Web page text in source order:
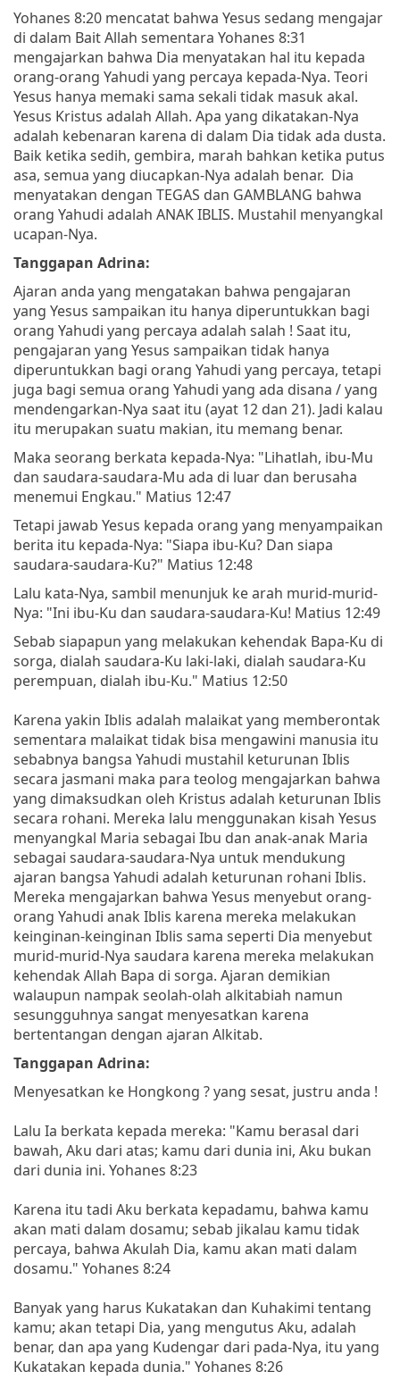
Yohanes 8:20 mencatat bahwa Yesus sedang mengajar
di dalam Bait Allah sementara Yohanes 8:31
mengajarkan bahwa Dia menyatakan hal itu kepada
orang-orang Yahudi yang percaya kepada-Nya. Teori
Yesus hanya memaki sama sekali tidak masuk akal.
Yesus Kristus adalah Allah. Apa yang dikatakan-Nya
adalah kebenaran karena di dalam Dia tidak ada dusta.
Baik ketika sedih, gembira, marah bahkan ketika putus
asa, semua yang diucapkan-Nya adalah benar. Dia
menyatakan dengan TEGAS dan GAMBLANG bahwa
orang Yahudi adalah ANAK IBLIS. Mustahil menyangkal
ucapan-Nya.
Tanggapan Adrina:
Ajaran anda yang mengatakan bahwa pengajaran
yang Yesus sampaikan itu hanya diperuntukkan bagi
orang Yahudi yang percaya adalah salah ! Saat itu,
pengajaran yang Yesus sampaikan tidak hanya
diperuntukkan bagi orang Yahudi yang percaya, tetapi
juga bagi semua orang Yahudi yang ada disana / yang
mendengarkan-Nya saat itu (ayat 12 dan 21). Jadi kalau
itu merupakan suatu makian, itu memang benar.
Maka seorang berkata kepada-Nya: "Lihatlah, ibu-Mu
dan saudara-saudara-Mu ada di luar dan berusaha
menemui Engkau." Matius 12:47
Tetapi jawab Yesus kepada orang yang menyampaikan
berita itu kepada-Nya: "Siapa ibu-Ku? Dan siapa
saudara-saudara-Ku?" Matius 12:48
Lalu kata-Nya, sambil menunjuk ke arah murid-murid-
Nya: "Ini ibu-Ku dan saudara-saudara-Ku! Matius 12:49
Sebab siapapun yang melakukan kehendak Bapa-Ku di
sorga, dialah saudara-Ku laki-laki, dialah saudara-Ku
perempuan, dialah ibu-Ku." Matius 12:50
Karena yakin Iblis adalah malaikat yang memberontak
sementara malaikat tidak bisa mengawini manusia itu
sebabnya bangsa Yahudi mustahil keturunan Iblis
secara jasmani maka para teolog mengajarkan bahwa
yang dimaksudkan oleh Kristus adalah keturunan Iblis
secara rohani. Mereka lalu menggunakan kisah Yesus
menyangkal Maria sebagai Ibu dan anak-anak Maria
sebagai saudara-saudara-Nya untuk mendukung
ajaran bangsa Yahudi adalah keturunan rohani Iblis.
Mereka mengajarkan bahwa Yesus menyebut orang-
orang Yahudi anak Iblis karena mereka melakukan
keinginan-keinginan Iblis sama seperti Dia menyebut
murid-murid-Nya saudara karena mereka melakukan
kehendak Allah Bapa di sorga. Ajaran demikian
walaupun nampak seolah-olah alkitabiah namun
sesungguhnya sangat menyesatkan karena
bertentangan dengan ajaran Alkitab.
Tanggapan Adrina:
Menyesatkan ke Hongkong ? yang sesat, justru anda !
Lalu Ia berkata kepada mereka: "Kamu berasal dari
bawah, Aku dari atas; kamu dari dunia ini, Aku bukan
dari dunia ini. Yohanes 8:23
Karena itu tadi Aku berkata kepadamu, bahwa kamu
akan mati dalam dosamu; sebab jikalau kamu tidak
percaya, bahwa Akulah Dia, kamu akan mati dalam
dosamu." Yohanes 8:24
Banyak yang harus Kukatakan dan Kuhakimi tentang
kamu; akan tetapi Dia, yang mengutus Aku, adalah
benar, dan apa yang Kudengar dari pada-Nya, itu yang
Kukatakan kepada dunia." Yohanes 8:26